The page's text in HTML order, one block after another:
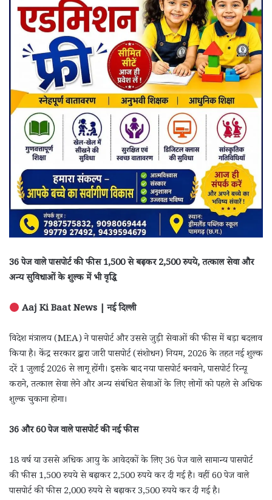
36 पेज वाले पासपोर्ट की फीस 1,500 से बढ़कर 2,500 रुपये, तत्काल सेवा और
अन्य सुविधाओं के शुल्क में भी वृद्धि
Aaj Ki Baat News | नई दिल्ली
विदेश मंत्रालय (MEA) ने पासपोर्ट और उससे जुड़ी सेवाओं की फीस में बड़ा बदलाव
किया है। केंद्र सरकार द्वारा जारी पासपोर्ट (संशोधन) नियम, 2026 के तहत नई शुल्क
दरें 1 जुलाई 2026 से लागू होंगी। इसके बाद नया पासपोर्ट बनवाने, पासपोर्ट रिन्यू
कराने, तत्काल सेवा लेने और अन्य संबंधित सेवाओं के लिए लोगों को पहले से अधिक
शुल्क चुकाना होगा।
36 और 60 पेज वाले पासपोर्ट की नई फीस
18 वर्ष या उससे अधिक आयु के आवेदकों के लिए 36 पेज वाले सामान्य पासपोर्ट
की फीस 1,500 रुपये से बढ़ाकर 2,500 रुपये कर दी गई है। वहीं 60 पेज वाले
पासपोर्ट की फीस 2,000 रुपये से बढ़ाकर 3,500 रुपये कर दी गई है।